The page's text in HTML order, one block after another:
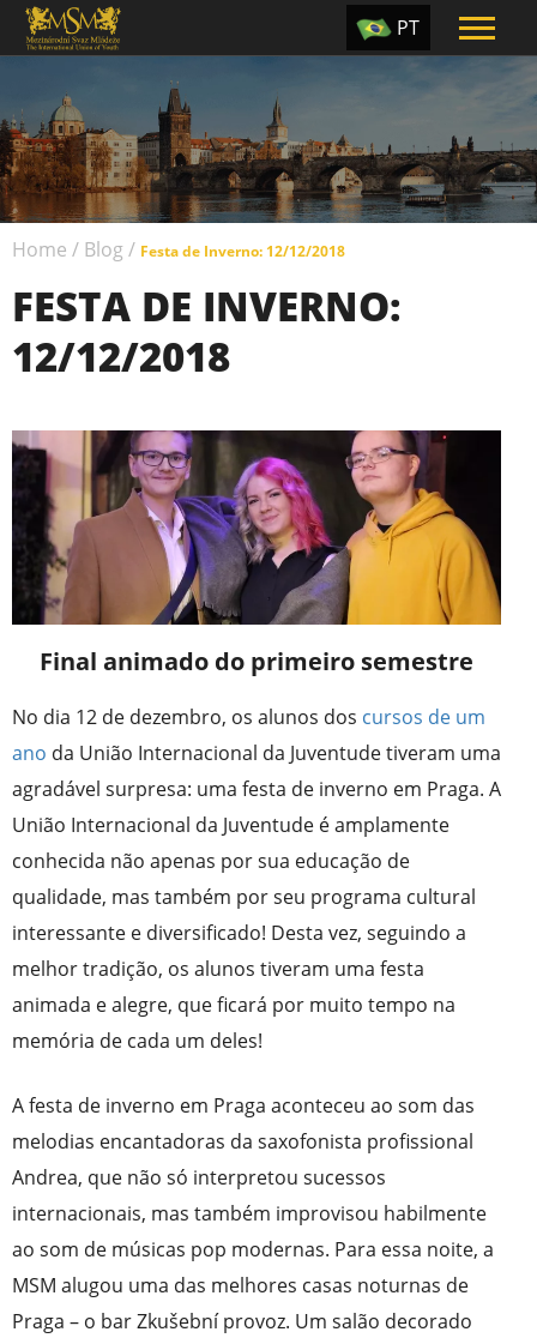
TR
PT
UA
RU
Home / Blog / Festa de Inverno: 12/12/2018
FESTA DE INVERNO:
12/12/2018
Final animado do primeiro semestre
No dia 12 de dezembro, os alunos dos cursos de um
ano da União Internacional da Juventude tiveram uma
agradável surpresa: uma festa de inverno em Praga. A
União Internacional da Juventude é amplamente
conhecida não apenas por sua educação de
qualidade, mas também por seu programa cultural
interessante e diversificado! Desta vez, seguindo a
melhor tradição, os alunos tiveram uma festa
animada e alegre, que ficará por muito tempo na
memória de cada um deles!
A festa de inverno em Praga aconteceu ao som das
melodias encantadoras da saxofonista profissional
Andrea, que não só interpretou sucessos
internacionais, mas também improvisou habilmente
ao som de músicas pop modernas. Para essa noite, a
MSM alugou uma das melhores casas noturnas de
Praga – o bar Zkušební provoz. Um salão decorado